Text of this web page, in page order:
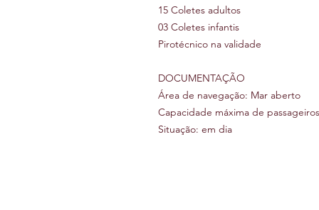
15 Coletes adultos
03 Coletes infantis
Pirotécnico na validade
DOCUMENTAÇÃO
Área de navegação: Mar aberto
Capacidade máxima de
Situação: em dia